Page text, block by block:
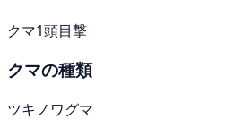
クマ1頭目撃
クマの種類
ツキノワグマ